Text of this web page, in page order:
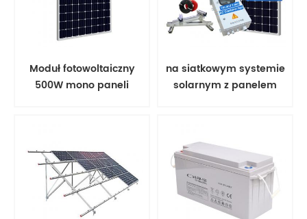
Moduł fotowoltaiczny
500W mono paneli
na siatkowym systemie
solarnym z panelem